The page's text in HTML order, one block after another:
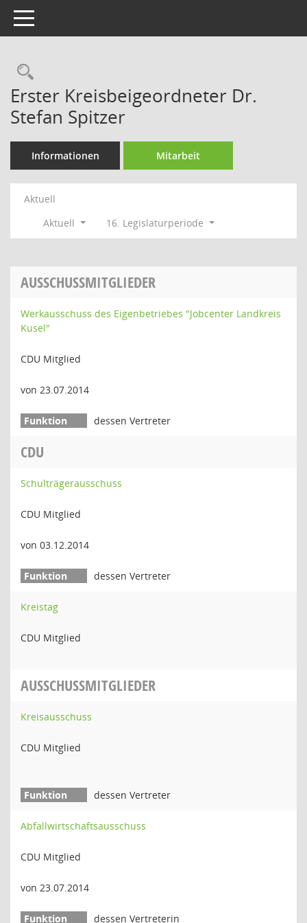
Toggle navigation
Rechercheauswahl
Erster Kreisbeigeordneter Dr.
Stefan Spitzer
Informationen Mitarbeit
Aktuell
Aktuell
16. Legislaturperiode
AUSSCHUSSMITGLIEDER
Werkausschuss des Eigenbetriebes "Jobcenter Landkreis
Kusel"
CDU Mitglied
von 23.07.2014
dessen Vertreter
CDU
Schulträgerausschuss
CDU Mitglied
von 03.12.2014
dessen Vertreter
Kreistag
CDU Mitglied
AUSSCHUSSMITGLIEDER
Kreisausschuss
CDU Mitglied
dessen Vertreter
Abfallwirtschaftsausschuss
CDU Mitglied
von 23.07.2014
dessen Vertreterin